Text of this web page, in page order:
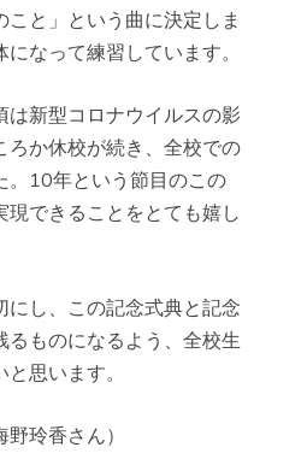
こと」という曲に決定しま
なって練習しています。
新型コロナウイルスの影
ろか休校が続き、全校での
。10年という節目のこの
できることをとても嬉し
し、この記念式典と記念
るものになるよう、全校生
思います。
玲香さん）